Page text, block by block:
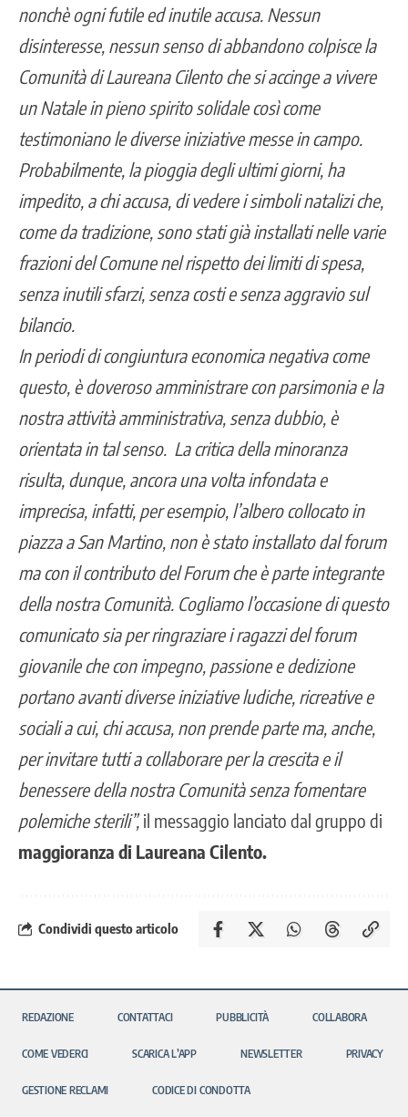
nonchè ogni futile ed inutile accusa. Nessun
disinteresse, nessun senso di abbandono colpisce la
Comunità di Laureana Cilento che si accinge a vivere
un Natale in pieno spirito solidale così come
testimoniano le diverse iniziative messe in campo.
Probabilmente, la pioggia degli ultimi giorni, ha
impedito, a chi accusa, di vedere i simboli natalizi che,
come da tradizione, sono stati già installati nelle varie
frazioni del Comune nel rispetto dei limiti di spesa,
senza inutili sfarzi, senza costi e senza aggravio sul
bilancio.
In periodi di congiuntura economica negativa come
questo, è doveroso amministrare con parsimonia e la
nostra attività amministrativa, senza dubbio, è
orientata in tal senso. La critica della minoranza
risulta, dunque, ancora una volta infondata e
imprecisa, infatti, per esempio, l’albero collocato in
piazza a San Martino, non è stato installato dal forum
ma con il contributo del Forum che è parte integrante
della nostra Comunità. Cogliamo l’occasione di questo
comunicato sia per ringraziare i ragazzi del forum
giovanile che con impegno, passione e dedizione
portano avanti diverse iniziative ludiche, ricreative e
sociali a cui, chi accusa, non prende parte ma, anche,
per invitare tutti a collaborare per la crescita e il
benessere della nostra Comunità senza fomentare
polemiche sterili”, il messaggio lanciato dal gruppo di
maggioranza di Laureana Cilento.
Condividi questo articolo
REDAZIONE CONTATTACI PUBBLICITÀ COLLABORA
COME VEDERCI SCARICA L’APP NEWSLETTER PRIVACY
GESTIONE RECLAMI CODICE DI CONDOTTA